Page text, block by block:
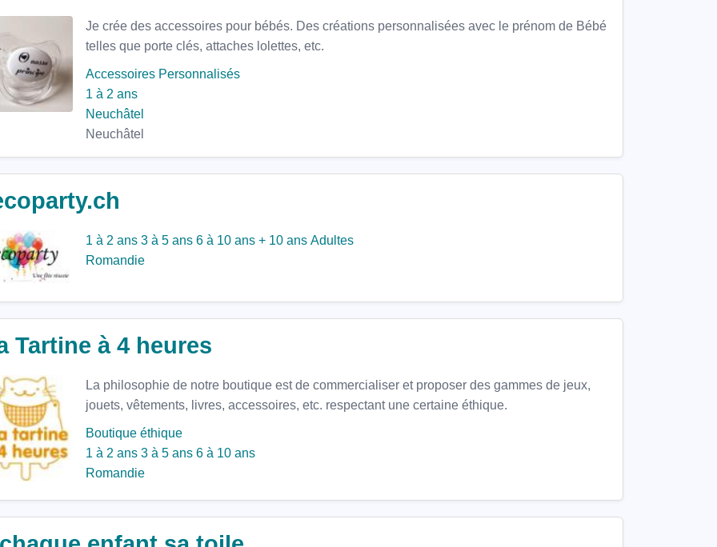
Je crée des accessoires pour bébés. Des créations personnalisées avec le prénom de Bébé
telles que porte clés, attaches lolettes, etc.
Accessoires Personnalisés
1 à 2 ans
Neuchâtel
Neuchâtel
1 à 2 ans 3 à 5 ans 6 à 10 ans + 10 ans Adultes
Romandie
Tartine à 4 heures
La philosophie de notre boutique est de commercialiser et proposer des gammes de jeux,
jouets, vêtements, livres, accessoires, etc. respectant une certaine éthique.
Boutique éthique
1 à 2 ans 3 à 5 ans 6 à 10 ans
Romandie